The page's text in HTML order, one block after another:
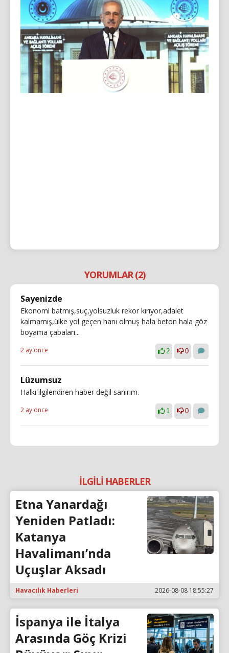
YORUMLAR (2)
Sayenizde
Ekonomi batmış,suç,yolsuzluk rekor kırıyor,adalet
kalmamış,ülke yol geçen hanı olmuş hala beton hala göz
boyama çabaları...
2 ay önce 2 0
Lüzumsuz
Halkı ilgilendiren haber değil sanırım.
2 ay önce 1 0
İLGİLİ HABERLER
Etna Yanardağı
Yeniden Patladı:
Katanya
Havalimanı’nda
Uçuşlar Aksadı
Havacılık Haberleri 2026-08-08 18:55:27
İspanya ile İtalya
Arasında Göç Krizi